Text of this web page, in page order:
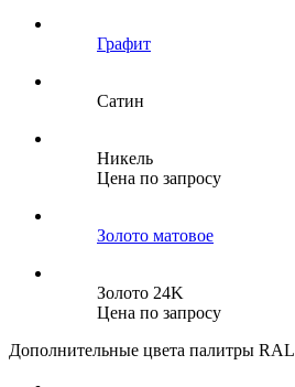
Графит
Сатин
Никель
Цена по запросу
Золото матовое
Золото 24K
Цена по запросу
Дополнительные цвета палитры RAL